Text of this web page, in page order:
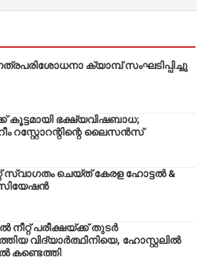
ക്യാമ്പ് സംഘടിപ്പിച്ചു
കൂട്ടമായി ഭക്ഷ്യവിഷബാധ;
റസ്റ്റോറന്റിന്റെ ലൈസൻസ്
ചെയ്ത് കേരള ഹോട്ടൽ &
നീറ്റ് പരീക്ഷയ്ക്ക് തുടർ
വിദ്യാർത്ഥിനിയെ, ഹോസ്റ്റലിൽ
കണ്ടെത്തി